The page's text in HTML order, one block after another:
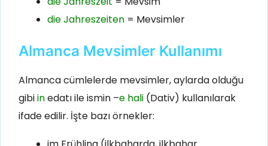
die Jahreszeiten = Mevsimler
Almanca Mevsimler Kullanımı
Almanca cümlelerde mevsimler, aylarda olduğu
gibiinedatı ile ismin –e hali (Dativ) kullanılarak
ifade edilir. İşte bazı örnekler: